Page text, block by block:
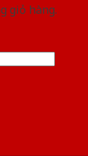
giỏ hàng.